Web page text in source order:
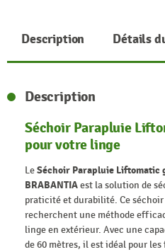
Description Détails
Description
Séchoir Parapluie
pour votre linge
LeSéchoir Parapluie Liftomatic
BRABANTIAest la solution de
praticité et durabilité. Ce
recherchent une méthode
linge en extérieur. Avec une
de 60 mètres, il est idéal pour